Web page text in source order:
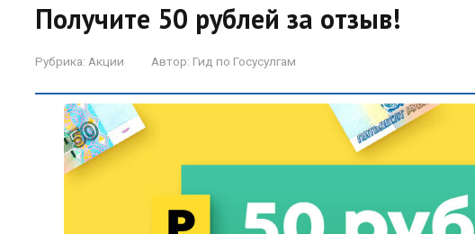
Получите 50 рублей за отзыв!
Рубрика: Акции Автор: Гид по Госусулгам